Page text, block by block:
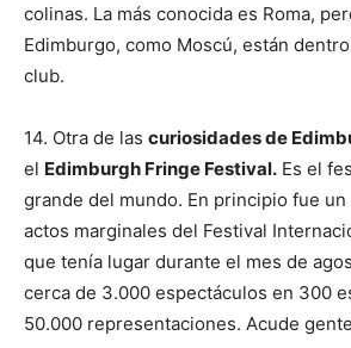
colinas. La más conocida es Roma,
Edimburgo, como Moscú, están
club.
14. Otra de las curiosidades de
el Edimburgh Fringe Festival. Es el
grande del mundo. En principio fue
actos marginales del Festival
que tenía lugar durante el mes de
cerca de 3.000 espectáculos en 300
50.000 representaciones. Acude